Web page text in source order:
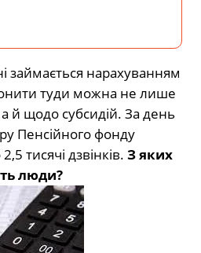
займається нарахуванням
туди можна не лише
й щодо субсидій. За день
Пенсійного фонду
тисячі дзвінків. З яких
люди?